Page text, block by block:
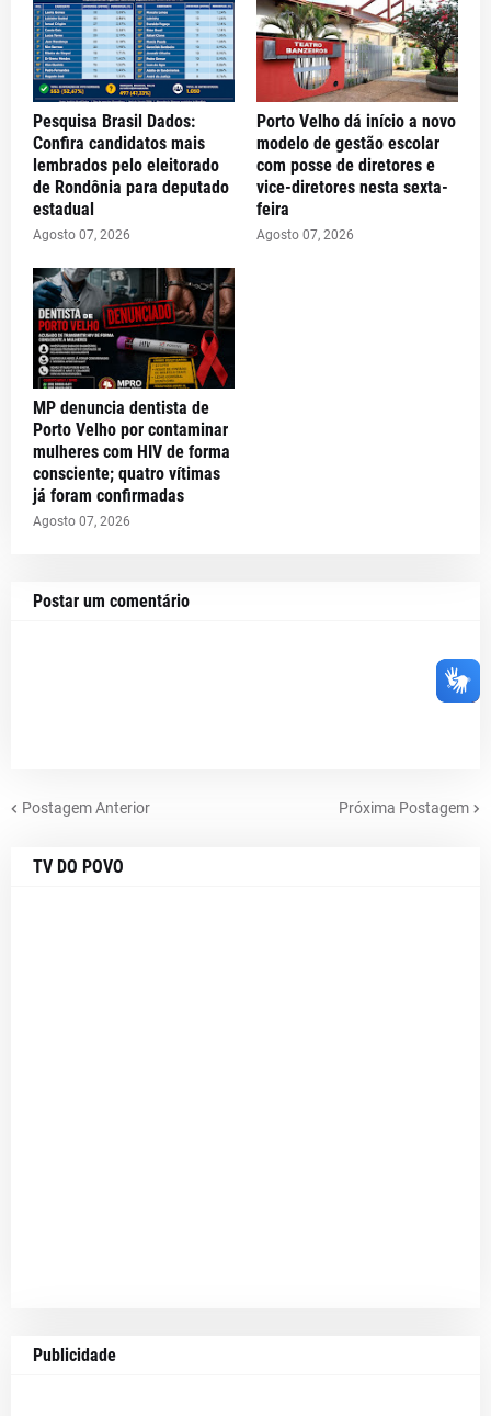
Pesquisa Brasil Dados:
Confira candidatos mais
lembrados pelo eleitorado
de Rondônia para deputado
estadual
Agosto 07, 2026
Porto Velho dá início a novo
modelo de gestão escolar
com posse de diretores e
vice-diretores nesta sexta-
feira
Agosto 07, 2026
MP denuncia dentista de
Porto Velho por contaminar
mulheres com HIV de forma
consciente; quatro vítimas
já foram confirmadas
Agosto 07, 2026
Postar um comentário
Postagem Anterior Próxima Postagem
TV DO POVO
Publicidade